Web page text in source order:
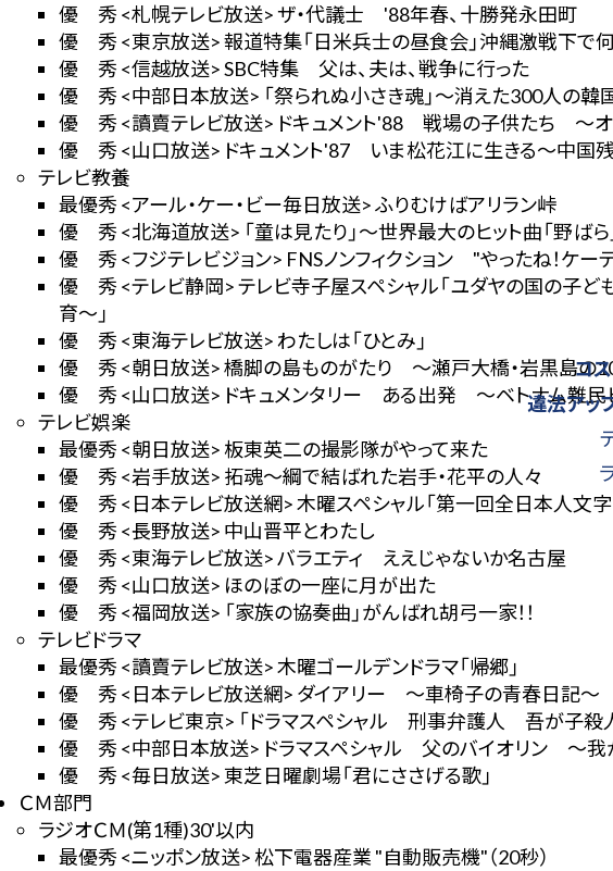
コ
違法アッ
優 秀 <札幌テレビ放送> ザ・代議士 '88年春、十勝発永田町
優 秀 <東京放送> 報道特集「日米兵士の昼食会」沖縄激戦下
優 秀 <信越放送> SBC特集 父は、夫は、戦争に行った
優 秀 <中部日本放送> 「祭られぬ小さき魂」～消えた300人の韓
優 秀 <讀賣テレビ放送> ドキュメント'88 戦場の子供たち ～オ
優 秀 <山口放送> ドキュメント'87 いま松花江に生きる～中国
テレビ教養
最優秀 <アール・ケー・ビー毎日放送> ふりむけばアリラン峠
優 秀 <北海道放送> 「童は見たり」～世界最大のヒット曲「野ばら
優 秀 <フジテレビジョン> FNSノンフィクション "やったね！
優 秀 <テレビ静岡> テレビ寺子屋スペシャル「ユダヤの国の子ど
育～」
優 秀 <東海テレビ放送> わたしは「ひとみ」
優 秀 <朝日放送> 橋脚の島ものがたり ～瀬戸大橋・岩黒島の
優 秀 <山口放送> ドキュメンタリー ある出発 ～ベトナム難民
テレビ娯楽
最優秀 <朝日放送> 板東英二の撮影隊がやって来た
優 秀 <岩手放送> 拓魂～綱で結ばれた岩手・花平の人々
優 秀 <日本テレビ放送網> 木曜スペシャル「第一回全日本人文字
優 秀 <長野放送> 中山晋平とわたし
優 秀 <東海テレビ放送> バラエティ ええじゃないか名古屋
優 秀 <山口放送> ほのぼの一座に月が出た
優 秀 <福岡放送> 「家族の協奏曲」がんばれ胡弓一家！！
テレビドラマ
最優秀 <讀賣テレビ放送> 木曜ゴールデンドラマ「帰郷」
優 秀 <日本テレビ放送網> ダイアリー ～車椅子の青春日記～
優 秀 <テレビ東京> 「ドラマスペシャル 刑事弁護人 吾が子殺
優 秀 <中部日本放送> ドラマスペシャル 父のバイオリン ～我
優 秀 <毎日放送> 東芝日曜劇場「君にささげる歌」
ＣＭ部門
ラジオＣＭ(第1種)30'以内
最優秀 <ニッポン放送> 松下電器産業 "自動販売機"（20秒）